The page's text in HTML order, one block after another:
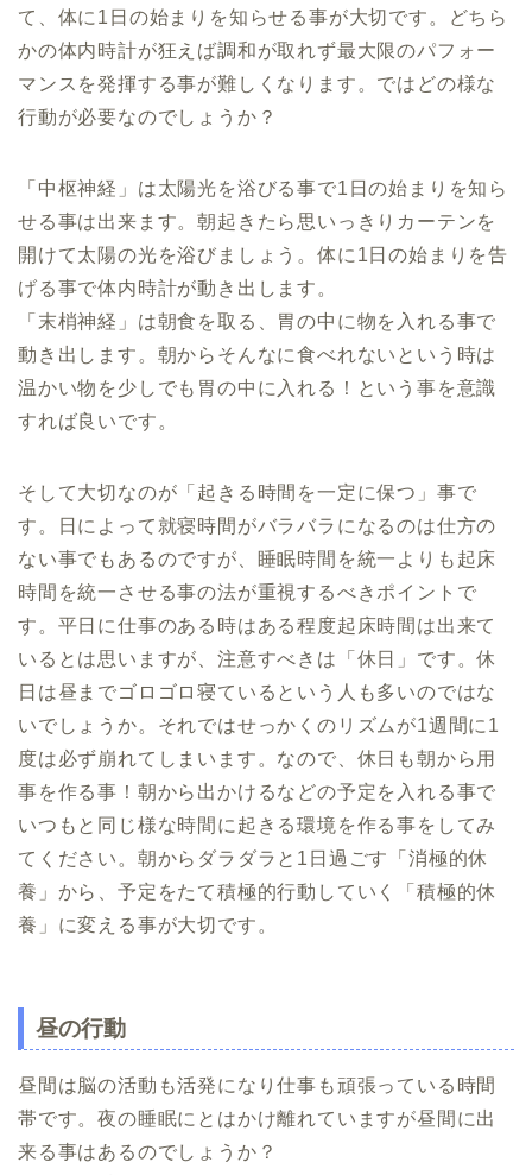
て、体に1日の始まりを知らせる事が大切です。どちら
かの体内時計が狂えば調和が取れず最大限のパフォー
マンスを発揮する事が難しくなります。ではどの様な
行動が必要なのでしょうか？
「中枢神経」は太陽光を浴びる事で1日の始まりを知ら
せる事は出来ます。朝起きたら思いっきりカーテンを
開けて太陽の光を浴びましょう。体に1日の始まりを告
げる事で体内時計が動き出します。
「末梢神経」は朝食を取る、胃の中に物を入れる事で
動き出します。朝からそんなに食べれないという時は
温かい物を少しでも胃の中に入れる！という事を意識
すれば良いです。
そして大切なのが「起きる時間を一定に保つ」事で
す。日によって就寝時間がバラバラになるのは仕方の
ない事でもあるのですが、睡眠時間を統一よりも起床
時間を統一させる事の法が重視するべきポイントで
す。平日に仕事のある時はある程度起床時間は出来て
いるとは思いますが、注意すべきは「休日」です。休
日は昼までゴロゴロ寝ているという人も多いのではな
いでしょうか。それではせっかくのリズムが1週間に1
度は必ず崩れてしまいます。なので、休日も朝から用
事を作る事！朝から出かけるなどの予定を入れる事で
いつもと同じ様な時間に起きる環境を作る事をしてみ
てください。朝からダラダラと1日過ごす「消極的休
養」から、予定をたて積極的行動していく「積極的休
養」に変える事が大切です。
昼の行動
昼間は脳の活動も活発になり仕事も頑張っている時間
帯です。夜の睡眠にとはかけ離れていますが昼間に出
来る事はあるのでしょうか？